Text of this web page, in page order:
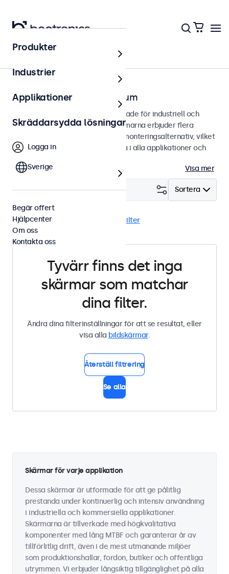
Hem
Bildskärmar från 7 till 32 tum
Professionella bildskärmar designade för industriell och
kommersiell användning. Bildskärmarna erbjuder flera
bildanslutningar och mångsidiga monteringsalternativ, vilket
gör de enkla att sömlöst integrera i alla applikationer och
Visa mer
Sortera
Filtrera (0)
Hög ljusstyrka Rensa filter
Tyvärr finns det inga
skärmar som matchar
dina filter.
Ändra dina filterinställningar för att se resultat, eller
visa alla bildskärmar.
Återställ filtrering
Se alla
Skärmar för varje applikation
Dessa skärmar är utformade för att ge pålitlig
prestanda under kontinuerlig och intensiv användning
i industriella och kommersiella applikationer.
Skärmarna är tillverkade med högkvalitativa
komponenter med lång MTBF och garanterar år av
tillförlitlig drift, även i de mest utmanande miljöer
som produktionshallar, fordon, butiker och offentliga
utrymmen. Vi erbjuder långsiktig tillgänglighet på alla
Produkter
Industrier
Applikationer
Skräddarsydda lösningar
Logga in
Sverige
Begär offert
Hjälpcenter
Om oss
Kontakta oss